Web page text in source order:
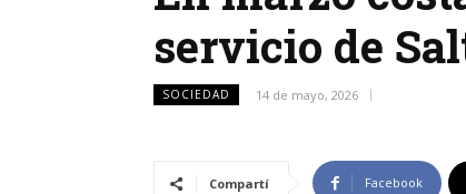
servicio de
SOCIEDAD 14 de mayo, 2026
Compartí Facebook